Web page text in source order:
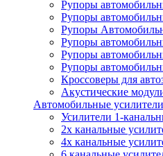
Рупоры
Рупоры
Рупоры
Рупоры
Рупоры
Рупоры
Кроссоверы для
Акустические
Автомобильные усилители
Усилители 1-
2х канальные
4х канальные